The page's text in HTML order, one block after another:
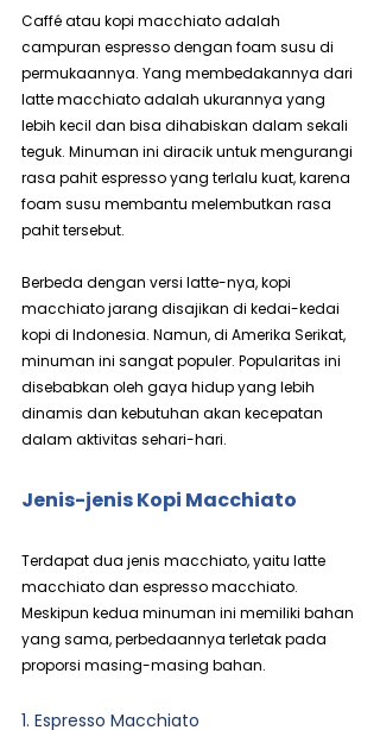
Caffé atau kopi macchiato adalah
campuran espresso dengan foam susu di
permukaannya. Yang membedakannya dari
latte macchiato adalah ukurannya yang
lebih kecil dan bisa dihabiskan dalam sekali
teguk. Minuman ini diracik untuk mengurangi
rasa pahit espresso yang terlalu kuat, karena
foam susu membantu melembutkan rasa
pahit tersebut.
Berbeda dengan versi latte-nya, kopi
macchiato jarang disajikan di kedai-kedai
kopi di Indonesia. Namun, di Amerika Serikat,
minuman ini sangat populer. Popularitas ini
disebabkan oleh gaya hidup yang lebih
dinamis dan kebutuhan akan kecepatan
dalam aktivitas sehari-hari.
Jenis-jenis Kopi Macchiato
Terdapat dua jenis macchiato, yaitu latte
macchiato dan espresso macchiato.
Meskipun kedua minuman ini memiliki bahan
yang sama, perbedaannya terletak pada
proporsi masing-masing bahan.
1. Espresso Macchiato